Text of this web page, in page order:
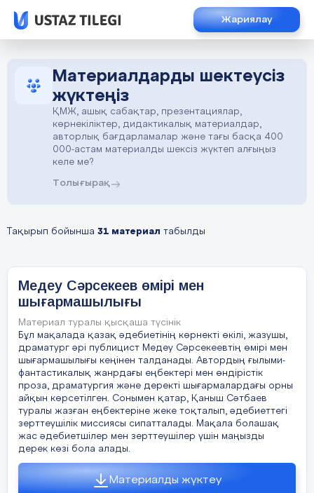
Жариялау
Материалдарды шектеусіз
жүктеңіз
ҚМЖ, ашық сабақтар, презентациялар,
көрнекіліктер, дидактикалық материалдар,
авторлық бағдарламалар және тағы басқа 400
000-астам материалды шексіз жүктеп алғыңыз
келе ме?
Толығырақ
Тақырып бойынша 31 материал табылды
Медеу Сәрсекеев өмірі мен
шығармашылығы
Материал туралы қысқаша түсінік
Бұл мақалада қазақ әдебиетінің көрнекті өкілі, жазушы,
драматург әрі публицист Медеу Сәрсекеевтің өмірі мен
шығармашылығы кеңінен талданады. Автордың ғылыми-
фантастикалық жанрдағы еңбектері мен өндірістік
проза, драматургия және деректі шығармалардағы орны
айқын көрсетілген. Сонымен қатар, Қаныш Сәтбаев
туралы жазған еңбектеріне жеке тоқталып, әдебиеттегі
зерттеушілік миссиясы сипатталады. Мақала болашақ
жас әдебиетшілер мен зерттеушілер үшін маңызды
дерек көзі бола алады.
Материалды жүктеу